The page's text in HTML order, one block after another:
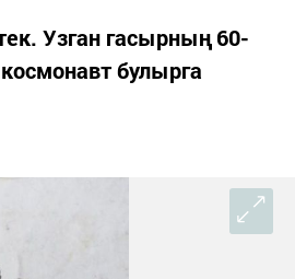
Узган гасырның 60-
булырга